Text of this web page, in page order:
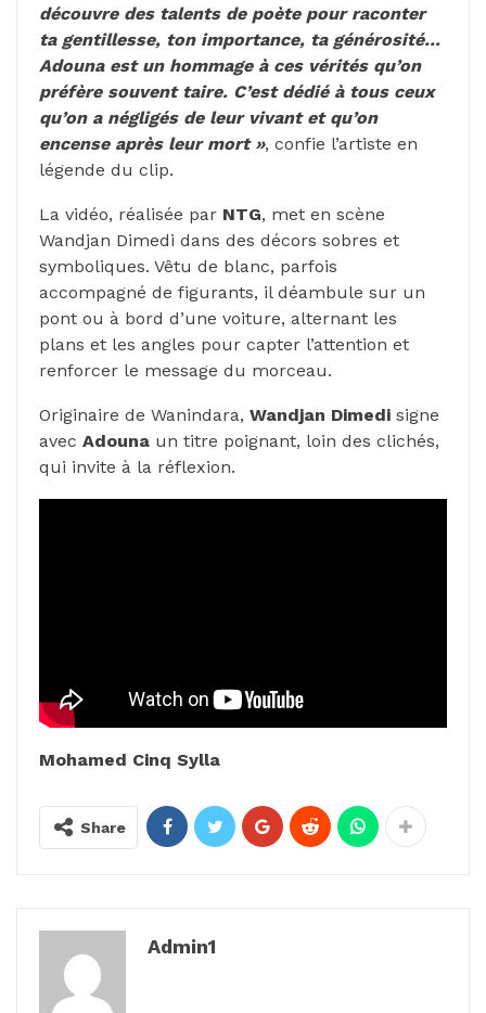
découvre des talents de poète pour raconter
ta gentillesse, ton importance, ta générosité…
Adouna est un hommage à ces vérités qu’on
préfère souvent taire. C’est dédié à tous ceux
qu’on a négligés de leur vivant et qu’on
encense après leur mort », confie l’artiste en
légende du clip.
La vidéo, réalisée par NTG, met en scène
Wandjan Dimedi dans des décors sobres et
symboliques. Vêtu de blanc, parfois
accompagné de figurants, il déambule sur un
pont ou à bord d’une voiture, alternant les
plans et les angles pour capter l’attention et
renforcer le message du morceau.
Originaire de Wanindara, Wandjan Dimedi signe
avec Adouna un titre poignant, loin des clichés,
qui invite à la réflexion.
Mohamed Cinq Sylla
Share
Admin1